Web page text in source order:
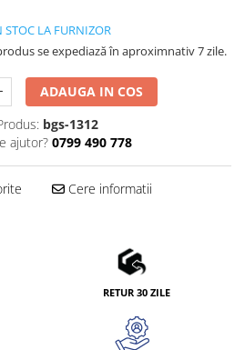
STOC LA FURNIZOR
se expediază în aproximnativ 7 zile.
ADAUGA IN COS
bgs-1312
ajutor? 0799 490 778
Cere informatii
RETUR 30 ZILE